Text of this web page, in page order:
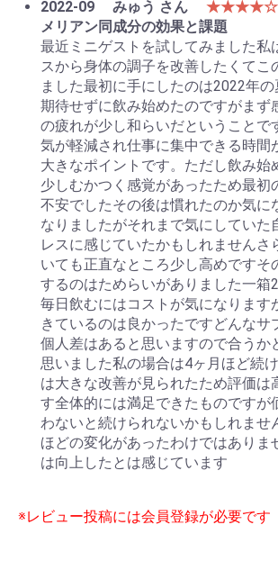
2022-09
みゅう さん
★★★★☆
メリアン同成分の効果と課題
最近ミニゲストを試してみました私
スから身体の調子を改善したくてこ
ました最初に手にしたのは2022年の
期待せずに飲み始めたのですがまず
の疲れが少し和らいだということで
気が軽減され仕事に集中できる時間
大きなポイントです。ただし飲み始
少しむかつく感覚があったため最初
不安でしたその後は慣れたのか気に
なりましたがそれまで気にしていた
レスに感じていたかもしれませんさ
いても正直なところ少し高めですそ
するのはためらいがありました一箱
毎日飲むにはコストが気になります
きているのは良かったですどんなサ
個人差はあると思いますので合うか
思いました私の場合は4ヶ月ほど続
は大きな改善が見られたため評価は
す全体的には満足できたものですが
わないと続けられないかもしれませ
ほどの変化があったわけではありま
は向上したとは感じています
※レビュー投稿には会員登録が必要です